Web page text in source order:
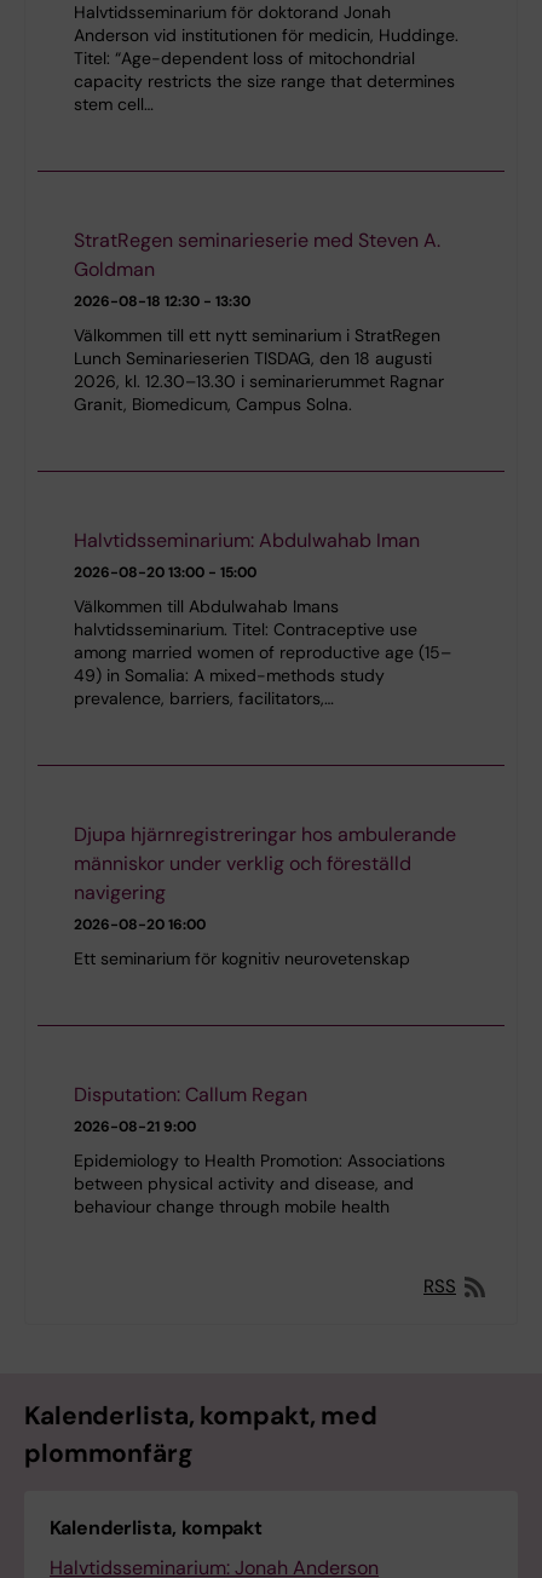
Halvtidsseminarium för doktorand Jonah
Anderson vid institutionen för medicin, Huddinge.
Titel: “Age-dependent loss of mitochondrial
capacity restricts the size range that determines
stem cell…
StratRegen seminarieserie med Steven A.
Goldman
2026-08-18 12:30 - 13:30
Välkommen till ett nytt seminarium i StratRegen
Lunch Seminarieserien TISDAG, den 18 augusti
2026, kl. 12.30–13.30 i seminarierummet Ragnar
Granit, Biomedicum, Campus Solna.
Halvtidsseminarium: Abdulwahab Iman
2026-08-2013:00 - 15:00
Välkommen till Abdulwahab Imans
halvtidsseminarium. Titel: Contraceptive use
among married women of reproductive age (15–
49) in Somalia: A mixed-methods study
prevalence, barriers, facilitators,…
Djupa hjärnregistreringar hos ambulerande
människor under verklig och föreställd
navigering
2026-08-2016:00
Ett seminarium för kognitiv neurovetenskap
Disputation: Callum Regan
2026-08-21 9:00
Epidemiology to Health Promotion: Associations
between physical activity and disease, and
behaviour change through mobile health
RSS
Kalenderlista, kompakt, med
plommonfärg
Kalenderlista, kompakt
Halvtidsseminarium: Jonah Anderson